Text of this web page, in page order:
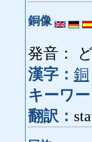
銅像
発音：
漢字： 銅
キーワー
翻訳：